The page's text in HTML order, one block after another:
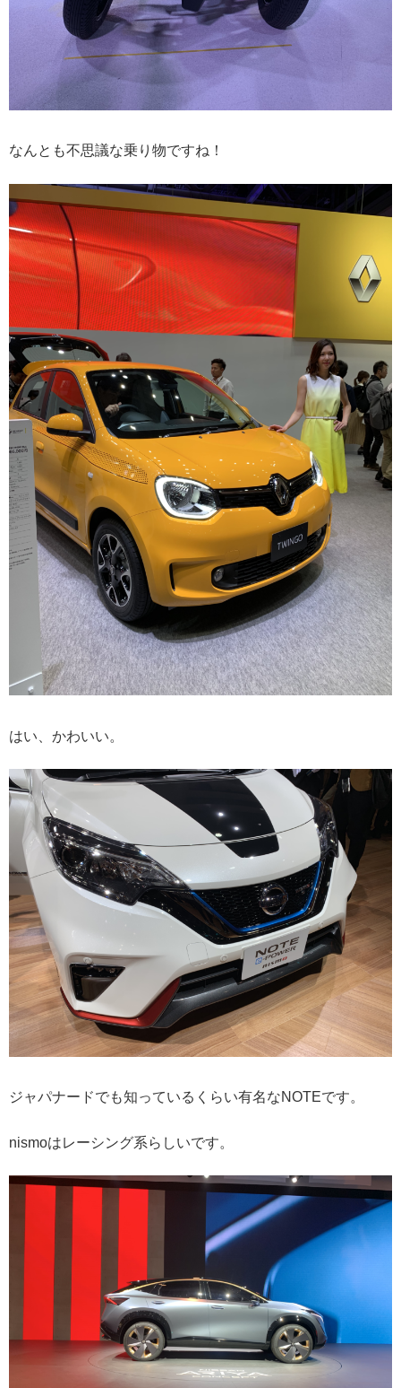
なんとも不思議な乗り物ですね！
はい、かわいい。
ジャパナードでも知っているくらい有名なNOTEです。
nismoはレーシング系らしいです。